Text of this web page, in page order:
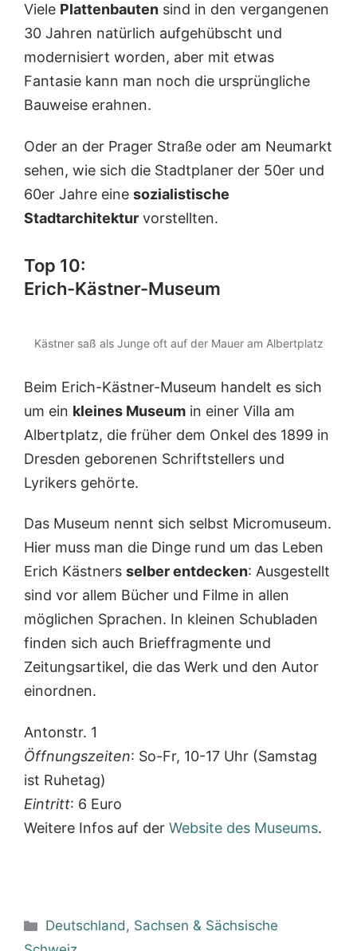
Viele Plattenbauten sind in den vergangenen
30 Jahren natürlich aufgehübscht und
modernisiert worden, aber mit etwas
Fantasie kann man noch die ursprüngliche
Bauweise erahnen.
Oder an der Prager Straße oder am Neumarkt
sehen, wie sich die Stadtplaner der 50er und
60er Jahre eine sozialistische
Stadtarchitektur vorstellten.
Top 10:
Erich-Kästner-Museum
Kästner saß als Junge oft auf der Mauer am Albertplatz
Beim Erich-Kästner-Museum handelt es sich
um ein kleines Museum in einer Villa am
Albertplatz, die früher dem Onkel des 1899 in
Dresden geborenen Schriftstellers und
Lyrikers gehörte.
Das Museum nennt sich selbst Micromuseum.
Hier muss man die Dinge rund um das Leben
Erich Kästners selber entdecken: Ausgestellt
sind vor allem Bücher und Filme in allen
möglichen Sprachen. In kleinen Schubladen
finden sich auch Brieffragmente und
Zeitungsartikel, die das Werk und den Autor
einordnen.
Antonstr. 1
Öffnungszeiten: So-Fr, 10-17 Uhr (Samstag
ist Ruhetag)
Eintritt: 6 Euro
Weitere Infos auf der Website des Museums.
Kategorien
Deutschland, Sachsen & Sächsische